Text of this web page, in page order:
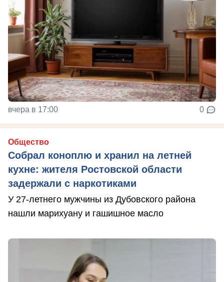
вчера в 17:00 0
Общество
Собрал коноплю и хранил на летней
кухне: жителя Ростовской области
задержали с наркотиками
У 27-летнего мужчины из Дубовского района
нашли марихуану и гашишное масло